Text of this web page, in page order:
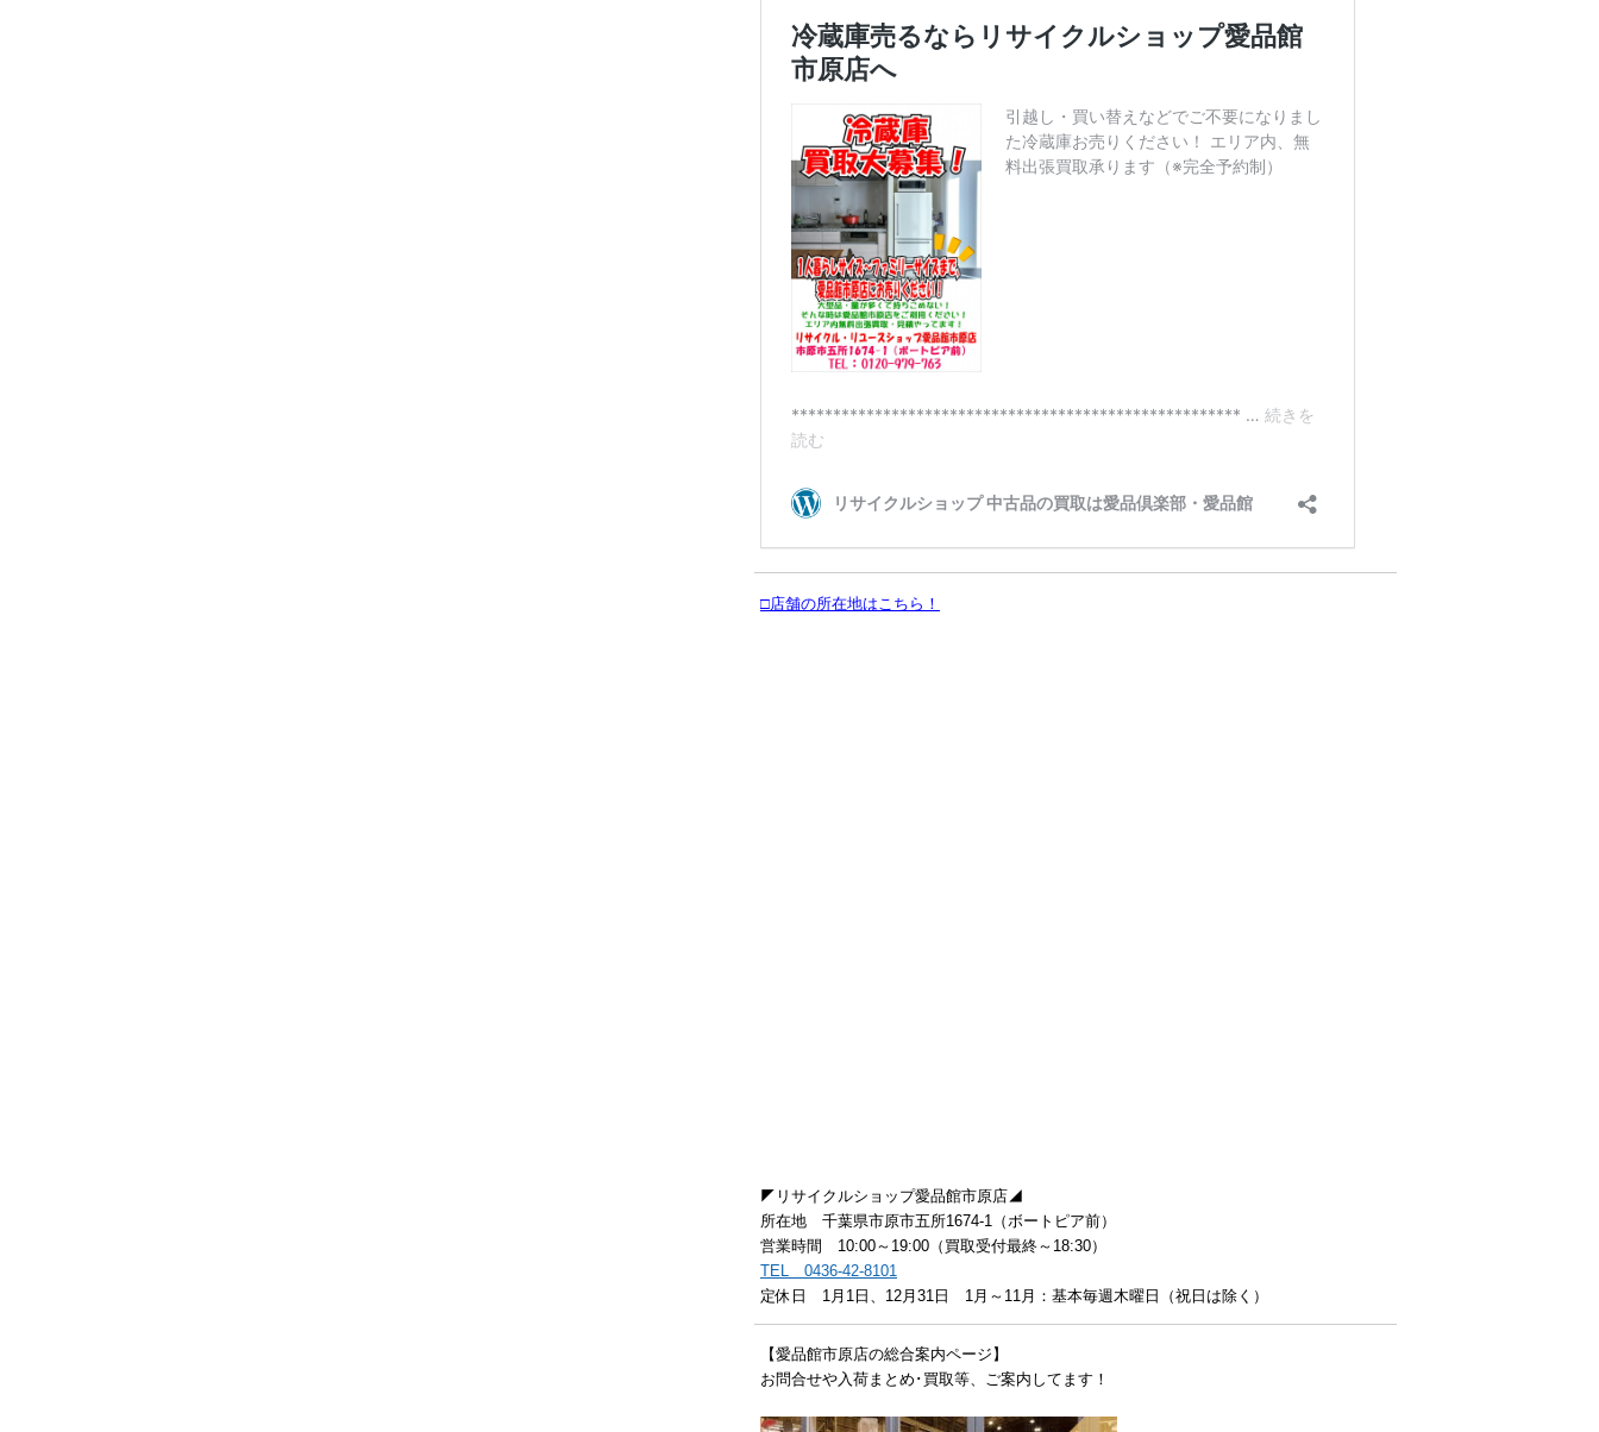
□店舗の所在地はこちら！
◤リサイクルショップ愛品館市原店◢
所在地 千葉県市原市五所1674-1（ボートピア前）
営業時間 10:00～19:00（買取受付最終～18:30）
TEL 0436-42-8101
定休日 1月1日、12月31日 1月～11月：基本毎週木曜日（祝日は除く）
【愛品館市原店の総合案内ページ】
お問合せや入荷まとめ･買取等、ご案内してます！